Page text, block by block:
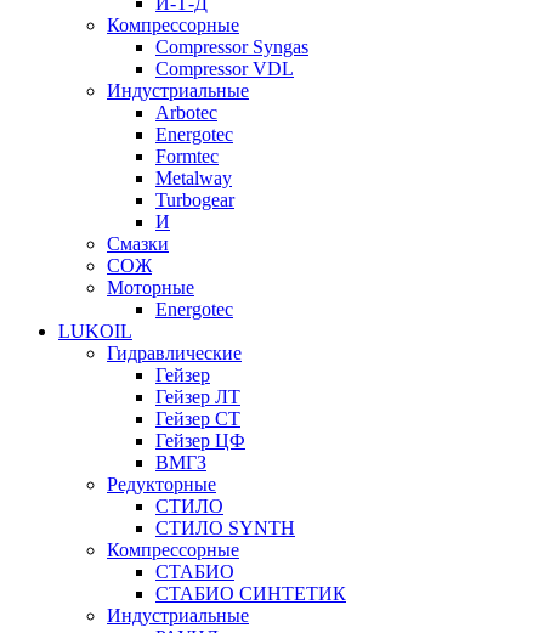
Компрессорные
Compressor Syngas
Compressor VDL
Индустриальные
Arbotec
Energotec
Formtec
Metalway
Turbogear
И
Смазки
СОЖ
Моторные
Energotec
LUKOIL
Гидравлические
Гейзер
Гейзер ЛТ
Гейзер СТ
Гейзер ЦФ
ВМГЗ
Редукторные
СТИЛО
СТИЛО SYNTH
Компрессорные
СТАБИО
СТАБИО СИНТЕТИК
Индустриальные